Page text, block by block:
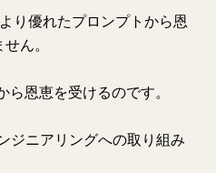
り優れたプロンプトから恩
ん。
ら恩恵を受けるのです。
ジニアリングへの取り組み